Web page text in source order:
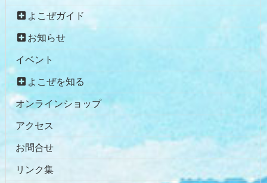
よこぜガイド
お知らせ
イベント
よこぜを知る
オンラインショップ
アクセス
お問合せ
リンク集